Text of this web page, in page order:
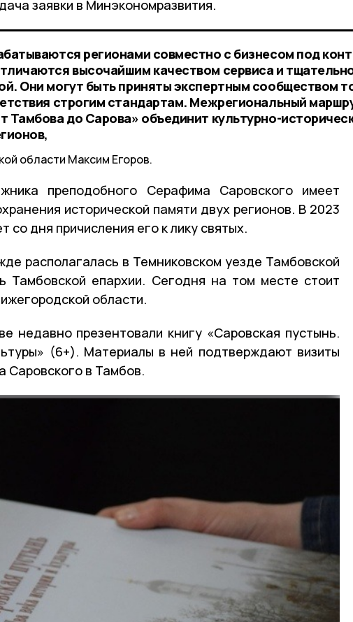
заявки в Минэкономразвития.
регионами совместно с бизнесом под
высочайшим качеством сервиса и
Они могут быть приняты экспертным сообществом
строгим стандартам. Межрегиональный
Тамбова до Сарова» объединит культурно-
области Максим Егоров.
преподобного Серафима Саровского имеет
исторической памяти двух регионов. В 2023
со дня причисления его к лику святых.
располагалась в Темниковском уезде Тамбовской
Тамбовской епархии. Сегодня на том месте стоит
области.
недавно презентовали книгу «Саровская пустынь.
(6+). Материалы в ней подтверждают визиты
Саровского в Тамбов.